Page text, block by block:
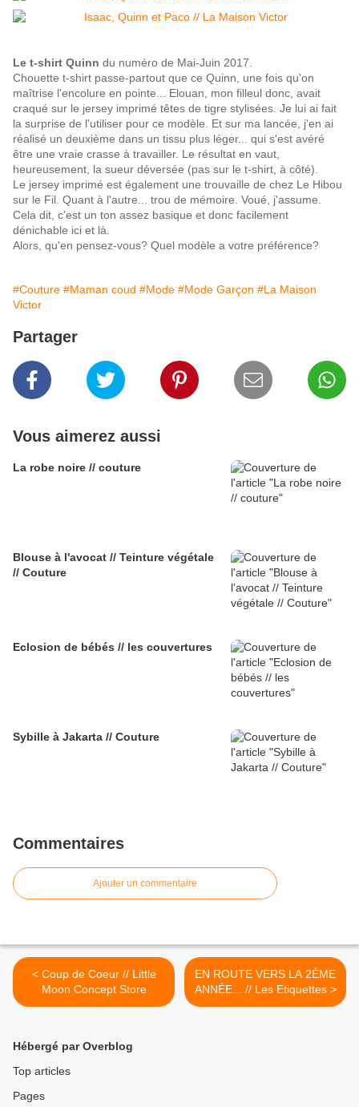
Le t-shirt Quinn du numéro de Mai-Juin 2017.
Chouette t-shirt passe-partout que ce Quinn, une fois qu'on
maîtrise l'encolure en pointe... Elouan, mon filleul donc, avait
craqué sur le jersey imprimé têtes de tigre stylisées. Je lui ai fait
la surprise de l'utiliser pour ce modèle. Et sur ma lancée, j'en ai
réalisé un deuxième dans un tissu plus léger... qui s'est avéré
être une vraie crasse à travailler. Le résultat en vaut,
heureusement, la sueur déversée (pas sur le t-shirt, à côté).
Le jersey imprimé est également une trouvaille de chez Le Hibou
sur le Fil. Quant à l'autre... trou de mémoire. Voué, j'assume.
Cela dit, c'est un ton assez basique et donc facilement
dénichable ici et là.
Alors, qu'en pensez-vous? Quel modèle a votre préférence?
#Couture #Maman coud #Mode #Mode Garçon #La Maison
Victor
Partager
Vous aimerez aussi
La robe noire // couture
Blouse à l'avocat // Teinture végétale
// Couture
Eclosion de bébés // les couvertures
Sybille à Jakarta // Couture
Commentaires
Ajouter un commentaire
< Coup de Coeur // Little
Moon Concept Store
EN ROUTE VERS LA 2ÈME
ANNÉE... // Les Etiquettes >
Hébergé par Overblog
Top articles
Pages